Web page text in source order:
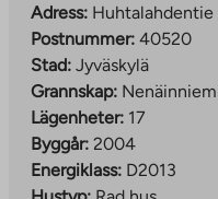
Adress: Huhtalahdentie
Postnummer: 40520
Stad: Jyväskylä
Grannskap:
Lägenheter: 17
Byggår: 2004
Energiklass: D2013